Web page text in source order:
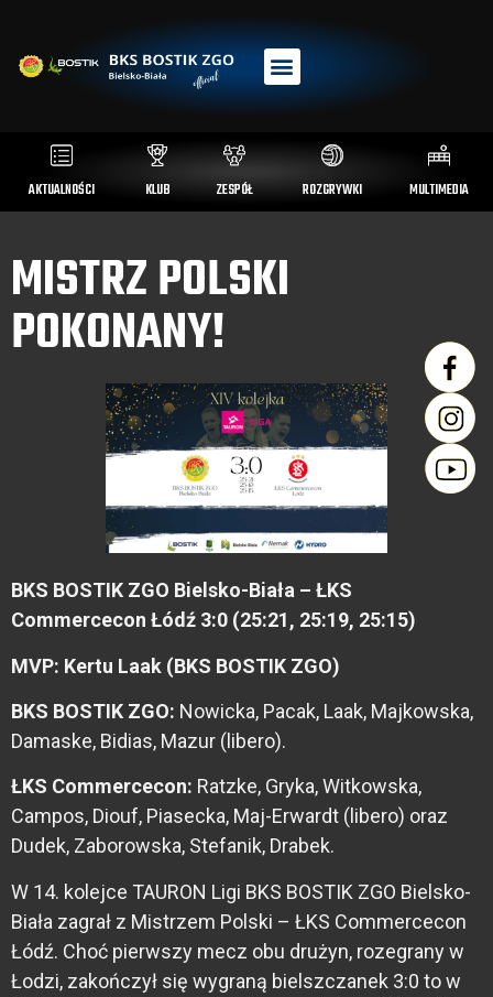
AKTUALNOŚCI KLUB ZESPÓŁ ROZGRYWKI MULTIMEDIA
MISTRZ POLSKI
POKONANY!
BKS BOSTIK ZGO Bielsko-Biała – ŁKS
Commercecon Łódź 3:0 (25:21, 25:19, 25:15)
MVP: Kertu Laak (BKS BOSTIK ZGO)
BKS BOSTIK ZGO: Nowicka, Pacak, Laak, Majkowska,
Damaske, Bidias, Mazur (libero).
ŁKS Commercecon: Ratzke, Gryka, Witkowska,
Campos, Diouf, Piasecka, Maj-Erwardt (libero) oraz
Dudek, Zaborowska, Stefanik, Drabek.
W 14. kolejce TAURON Ligi BKS BOSTIK ZGO Bielsko-
Biała zagrał z Mistrzem Polski – ŁKS Commercecon
Łódź. Choć pierwszy mecz obu drużyn, rozegrany w
Łodzi, zakończył się wygraną bielszczanek 3:0 to w